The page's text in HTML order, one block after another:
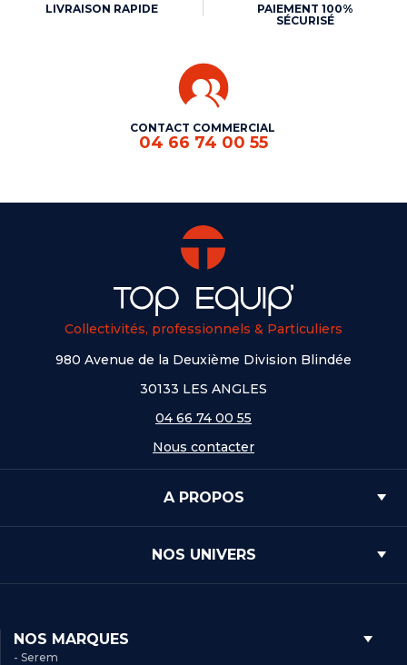
LIVRAISON RAPIDE
PAIEMENT 100%
SÉCURISÉ
CONTACT COMMERCIAL
04 66 74 00 55
Collectivités, professionnels & Particuliers
980 Avenue de la Deuxième Division Blindée
30133 LES ANGLES
04 66 74 00 55
Nous contacter
A PROPOS
NOS UNIVERS
NOS MARQUES
- Serem